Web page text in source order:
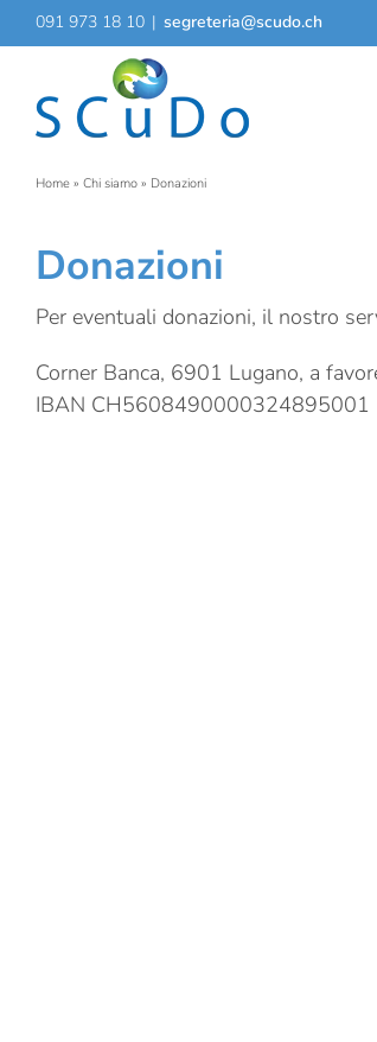
Salta
al
091 973 18 10 | segreteria@scudo.ch
Home » Chi siamo » Donazioni
Donazioni
Per eventuali donazioni, il nostro
Corner Banca, 6901 Lugano, a
IBAN CH5608490000324895001